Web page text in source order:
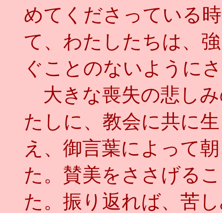
めてくださっている
て、わたしたちは、
ぐことのないように
大きな喪失の悲し
たしに、教会に共に
え、御言葉によって
た。賛美をささげる
た。振り返れば、苦